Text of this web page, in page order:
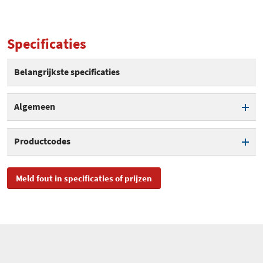
Specificaties
Belangrijkste specificaties
Algemeen
Afmeting - breedte 26 cm
Afmeting - diepte 26 cm
Productcodes
SKU CAM401
Meld fout in specificaties of prijzen